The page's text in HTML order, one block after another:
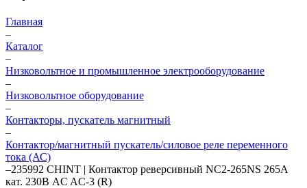
Главная
–
Каталог
–
Низковольтное и промышленное электрооборудование
–
Низковольтное оборудование
–
Контакторы, пускатель магнитный
–
Контактор/магнитный пускатель/силовое реле переменного
тока (АС)
–235992 CHINT | Контактор реверсивный NC2-265NS 265А
кат. 230В AC AC-3 (R)